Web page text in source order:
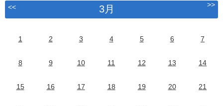
<< 3月 >>
1 2 3 4 5 6 7
8 9 10 11 12 13 14
15 16 17 18 19 20 21